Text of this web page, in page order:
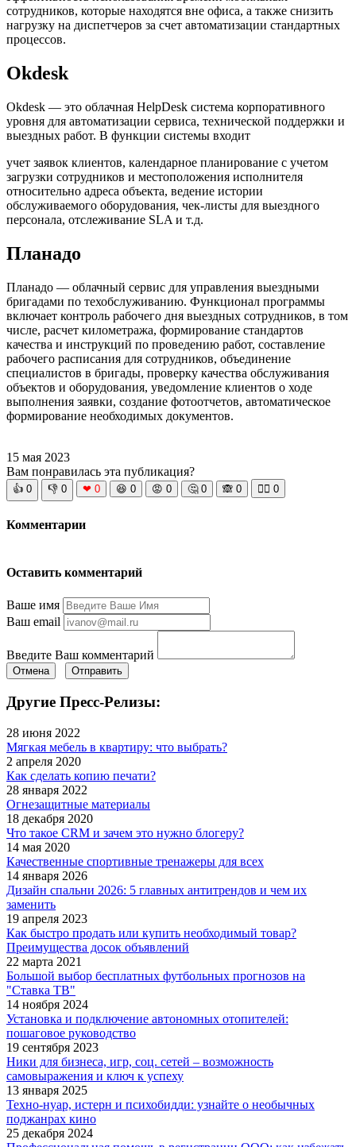
сотрудников, которые находятся вне офиса, а также снизить
нагрузку на диспетчеров за счет автоматизации стандартных
процессов.
Okdesk
Okdesk — это облачная HelpDesk система корпоративного
уровня для автоматизации сервиса, технической поддержки и
выездных работ. В функции системы входит
учет заявок клиентов, календарное планирование с учетом
загрузки сотрудников и местоположения исполнителя
относительно адреса объекта, ведение истории
обслуживаемого оборудования, чек-листы для выездного
персонала, отслеживание SLA и т.д.
Планадо
Планадо — облачный сервис для управления выездными
бригадами по техобслуживанию. Функционал программы
включает контроль рабочего дня выездных сотрудников, в том
числе, расчет километража, формирование стандартов
качества и инструкций по проведению работ, составление
рабочего расписания для сотрудников, объединение
специалистов в бригады, проверку качества обслуживания
объектов и оборудования, уведомление клиентов о ходе
выполнения заявки, создание фотоотчетов, автоматическое
формирование необходимых документов.
15 мая 2023
Вам понравилась эта публикация?
👍 0 👎 0 ❤ 0 😆 0 😡 0 🤔 0 🙈 0 🧘‍♀️ 0
Комментарии
Оставить комментарий
Ваше имя
Ваш email
Введите Ваш комментарий
Отмена Отправить
Другие Пресс-Релизы:
28 июня 2022
Мягкая мебель в квартиру: что выбрать?
2 апреля 2020
Как сделать копию печати?
28 января 2022
Огнезащитные материалы
18 декабря 2020
Что такое CRM и зачем это нужно блогеру?
14 мая 2020
Качественные спортивные тренажеры для всех
14 января 2026
Дизайн спальни 2026: 5 главных антитрендов и чем их
заменить
19 апреля 2023
Как быстро продать или купить необходимый товар?
Преимущества досок объявлений
22 марта 2021
Большой выбор бесплатных футбольных прогнозов на
"Ставка ТВ"
14 ноября 2024
Установка и подключение автономных отопителей:
пошаговое руководство
19 сентября 2023
Ники для бизнеса, игр, соц. сетей – возможность
самовыражения и ключ к успеху
13 января 2025
Техно-нуар, истерн и психобидди: узнайте о необычных
поджанрах кино
25 декабря 2024